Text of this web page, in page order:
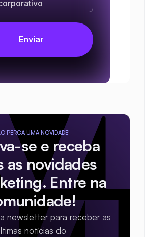
PERCA UMA NOVIDADE!
se e receba
as novidades
Entre na
newsletter para receber as
notícias do